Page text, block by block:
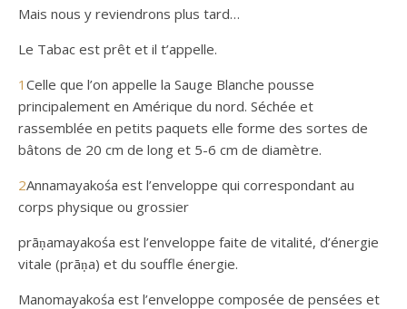
Mais nous y reviendrons plus tard…
Le Tabac est prêt et il t’appelle.
1 Celle que l’on appelle la Sauge Blanche pousse
principalement en Amérique du nord. Séchée et
rassemblée en petits paquets elle forme des sortes de
bâtons de 20 cm de long et 5-6 cm de diamètre.
2Annamayakośa est l’enveloppe qui correspondant au
corps physique ou grossier
prāṇamayakośa est l’enveloppe faite de vitalité, d’énergie
vitale (prāṇa) et du souffle énergie.
Manomayakośa est l’enveloppe composée de pensées et